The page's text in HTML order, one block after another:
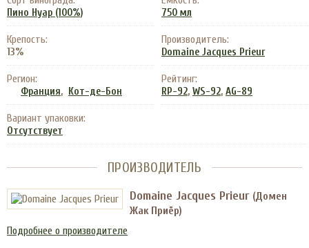
Пино Нуар (100%) 750 мл
Крепость:
13%
Производитель:
Domaine Jacques Prieur
Регион:
Франция, Кот-де-Бон
Рейтинг:
RP-92, WS-92, AG-89
Вариант упаковки:
Отсутствует
ПРОИЗВОДИТЕЛЬ
Domaine Jacques Prieur (Домен
Жак Приёр)
Подробнее о производителе